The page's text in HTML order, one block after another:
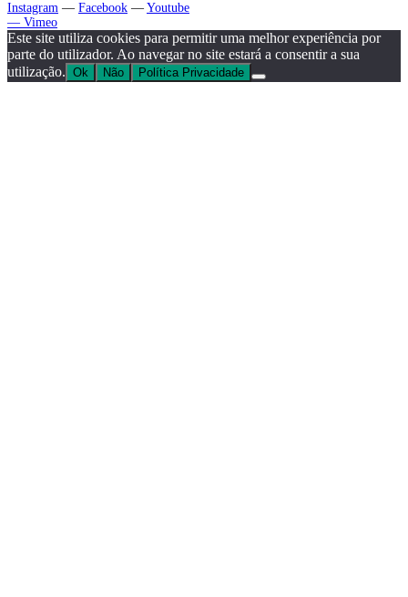
Instagram — Facebook — Youtube
— Vimeo
Este site utiliza cookies para permitir uma melhor experiência por
parte do utilizador. Ao navegar no site estará a consentir a sua
utilização. Ok Não Política Privacidade